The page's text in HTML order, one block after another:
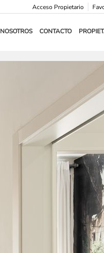
Acceso Propietario
NOSOTROS CONTACTO